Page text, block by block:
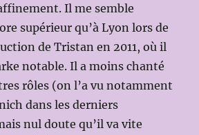
Il me semble
supérieur qu’à Lyon lors de
de Tristan en 2011, où il
notable. Il a moins chanté
rôles (on l’a vu notamment
dans les derniers
nul doute qu’il va vite